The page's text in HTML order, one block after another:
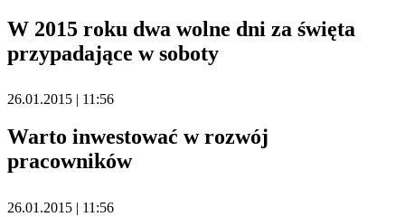
W 2015 roku dwa wolne dni za święta
przypadające w soboty
26.01.2015 | 11:56
Warto inwestować w rozwój
pracowników
26.01.2015 | 11:56